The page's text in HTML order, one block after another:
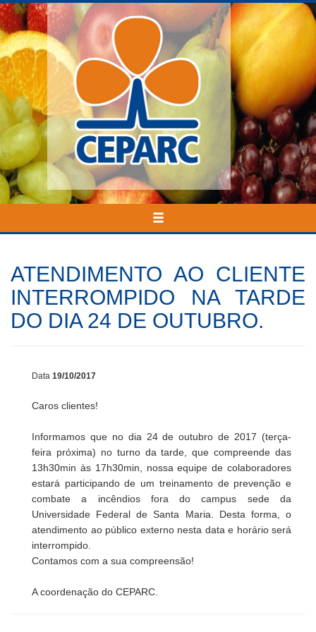
NOTÍCIAS
QUEM SOMOS
QUALIDADE
EQUIPE
PROJETOS
PESQUISA
EXTENSÃO
COOPERAÇÃO
CONTATO
ATENDIMENTO AO CLIENTE
INTERROMPIDO NA TARDE
DO DIA 24 DE OUTUBRO.
Data 19/10/2017
Caros clientes!
Informamos que no dia 24 de outubro de 2017 (terça-
feira próxima) no turno da tarde, que compreende das
13h30min às 17h30min, nossa equipe de colaboradores
estará participando de um treinamento de prevenção e
combate a incêndios fora do campus sede da
Universidade Federal de Santa Maria. Desta forma, o
atendimento ao público externo nesta data e horário será
interrompido.
Contamos com a sua compreensão!
A coordenação do CEPARC.